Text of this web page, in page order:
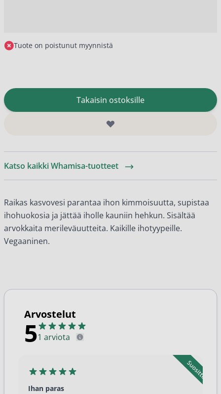
Tuote on poistunut myynnistä
Takaisin ostoksille
Katso kaikki Whamisa-tuotteet
Raikas kasvovesi parantaa ihon kimmoisuutta, supistaa
ihohuokosia ja jättää iholle kauniin hehkun. Sisältää
arvokkaita merileväuutteita. Kaikille ihotyypeille.
Vegaaninen.
Arvostelut
51 arviota
Ihan paras